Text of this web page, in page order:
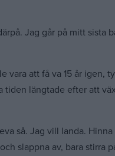
Jag går på mitt sista
att få va 15 år igen,
längtade efter att
så. Jag vill landa. Hinna
slappna av, bara stirra